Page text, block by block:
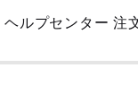
Skip
Main
ヘルプセンター 注